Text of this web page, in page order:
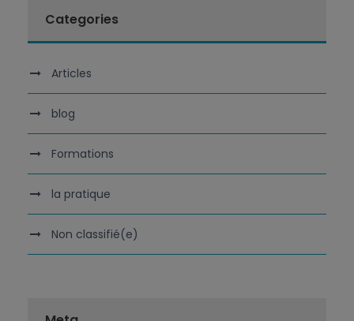
Categories
Articles
blog
Formations
la pratique
Non classifié(e)